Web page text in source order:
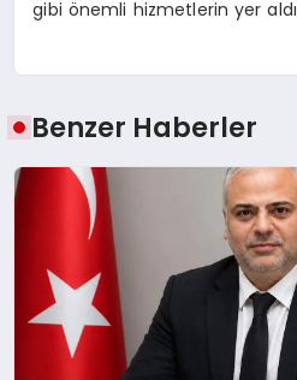
gibi önemli hizmetlerin yer
Benzer Haberler